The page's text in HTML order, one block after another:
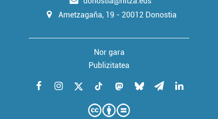
Ametzagaña, 19 - 20012 Donostia
Nor gara
Publizitatea